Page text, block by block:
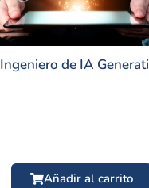
Ingeniero de IA
Añadir al carrito